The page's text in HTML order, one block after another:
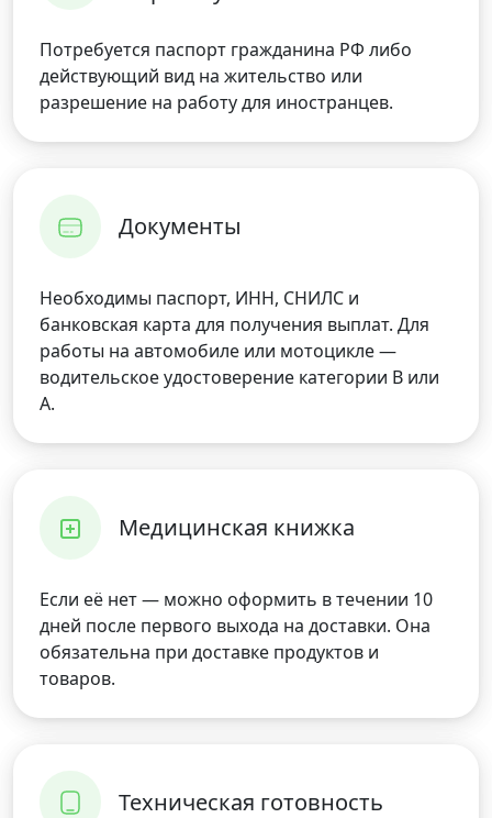
Потребуется паспорт гражданина РФ либо
действующий вид на жительство или
разрешение на работу для иностранцев.
Документы
Необходимы паспорт, ИНН, СНИЛС и
банковская карта для получения выплат. Для
работы на автомобиле или мотоцикле —
водительское удостоверение категории B или
A.
Медицинская книжка
Если её нет — можно оформить в течении 10
дней после первого выхода на доставки. Она
обязательна при доставке продуктов и
товаров.
Техническая готовность